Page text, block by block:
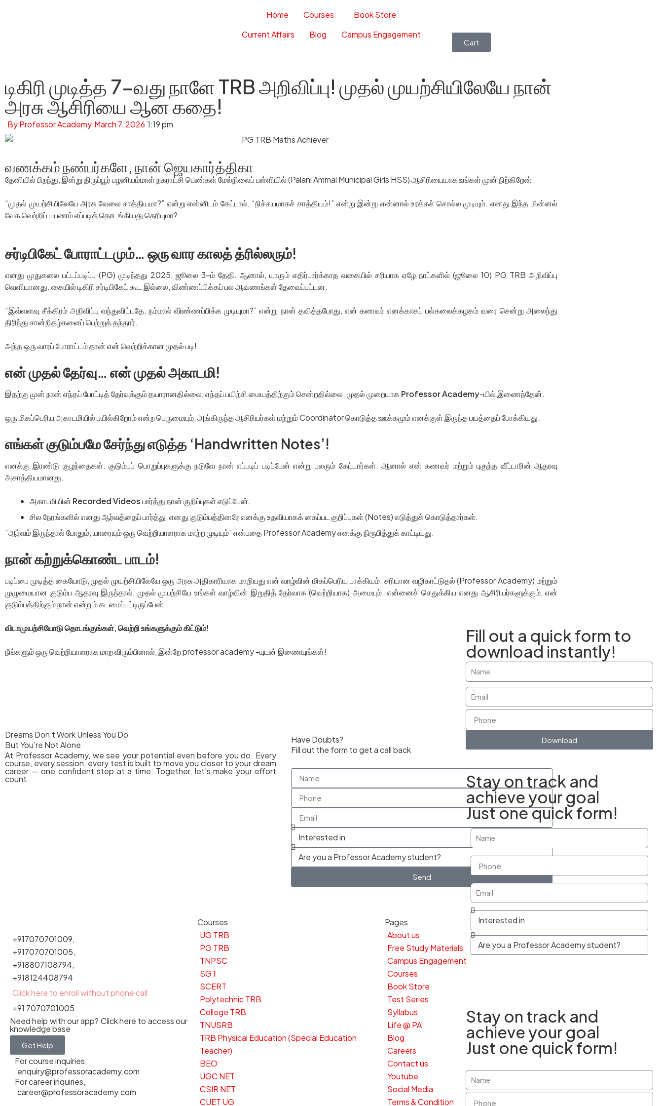
Home Courses
Book Store
Current Affairs
Blog Campus Engagement
Cart
டிகிரி முடித்த 7-வது நாளே TRB அறிவிப்பு! முதல் முயற்சியிலேயே நான்
அரசு ஆசிரியை ஆன கதை!
ByProfessor Academy March 7, 2026 1:19 pm
வணக்கம் நண்பர்களே, நான் ஜெயகார்த்திகா
தேனியில் பிறந்து, இன்று திருப்பூர் பழனியம்மாள் நகராட்சி பெண்கள் மேல்நிலைப் பள்ளியில் (Palani Ammal Municipal Girls HSS) ஆசிரியையாக உங்கள் முன் நிற்கிறேன்.
“முதல் முயற்சியிலேயே அரசு வேலை சாத்தியமா?” என்று என்னிடம் கேட்டால், “நிச்சயமாகச் சாத்தியம்!” என்று இன்று என்னால் உரக்கச் சொல்ல முடியும். எனது இந்த மின்னல்
வேக வெற்றிப் பயணம் எப்படித் தொடங்கியது தெரியுமா?
சர்டிபிகேட் போராட்டமும்… ஒரு வார காலத் த்ரில்லரும்!
எனது முதுகலை பட்டப்படிப்பு (PG) முடிந்தது 2025, ஜூலை 3-ம் தேதி. ஆனால், யாரும் எதிர்பார்க்காத வகையில் சரியாக ஏழே நாட்களில் (ஜூலை 10) PG TRB அறிவிப்பு
வெளியானது. கையில் டிகிரி சர்டிபிகேட் கூட இல்லை, விண்ணப்பிக்கப் பல ஆவணங்கள் தேவைப்பட்டன.
“இவ்வளவு சீக்கிரம் அறிவிப்பு வந்துவிட்டதே, நம்மால் விண்ணப்பிக்க முடியுமா?” என்று நான் தவித்தபோது, என் கணவர் எனக்காகப் பல்கலைக்கழகம் வரை சென்று அலைந்து
திரிந்து சான்றிதழ்களைப் பெற்றுத் தந்தார்.
அந்த ஒரு வாரப் போராட்டம் தான் என் வெற்றிக்கான முதல் படி!
என் முதல் தேர்வு… என் முதல் அகாடமி!
இதற்கு முன் நான் எந்தப் போட்டித் தேர்வுக்கும் தயாரானதில்லை, எந்தப் பயிற்சி மையத்திற்கும் சென்றதில்லை. முதல் முறையாகProfessor Academy-யில் இணைந்தேன்.
ஒரு மிகப்பெரிய அகாடமியில் பயில்கிறோம் என்ற பெருமையும், அங்கிருந்த ஆசிரியர்கள் மற்றும் Coordinator கொடுத்த ஊக்கமும் எனக்குள் இருந்த பயத்தைப் போக்கியது.
எங்கள் குடும்பமே சேர்ந்து எடுத்த ‘Handwritten Notes’!
எனக்கு இரண்டு குழந்தைகள். குடும்பப் பொறுப்புகளுக்கு நடுவே நான் எப்படிப் படிப்பேன் என்று பலரும் கேட்டார்கள். ஆனால் என் கணவர் மற்றும் புகுந்த வீட்டாரின் ஆதரவு
அசாத்தியமானது.
அகாடமியின் Recorded Videosபார்த்து நான் குறிப்புகள் எடுப்பேன்.
சில நேரங்களில் எனது ஆர்வத்தைப் பார்த்து, எனது குடும்பத்தினரே எனக்கு உதவியாகக் கைப்பட குறிப்புகள் (Notes) எடுத்துக் கொடுத்தார்கள்.
“ஆர்வம் இருந்தால் போதும், யாரையும் ஒரு வெற்றியாளராக மாற்ற முடியும்” என்பதை Professor Academy எனக்கு நிரூபித்துக் காட்டியது.
நான் கற்றுக்கொண்ட பாடம்!
படிப்பை முடித்த கையோடு, முதல் முயற்சியிலேயே ஒரு அரசு அதிகாரியாக மாறியது என் வாழ்வின் மிகப்பெரிய பாக்கியம். சரியான வழிகாட்டுதல் (Professor Academy) மற்றும்
முழுமையான குடும்ப ஆதரவு இருந்தால், முதல் முயற்சியே உங்கள் வாழ்வின் இறுதித் தேர்வாக (வெற்றியாக) அமையும். என்னைச் செதுக்கிய எனது ஆசிரியர்களுக்கும், என்
குடும்பத்திற்கும் நான் என்றும் கடமைப்பட்டிருப்பேன்.
விடாமுயற்சியோடு தொடங்குங்கள், வெற்றி உங்களுக்கும் கிட்டும்!
நீங்களும் ஒரு வெற்றியாளராக மாற விரும்பினால், இன்றே professor academy -யுடன் இணையுங்கள்!
Dreams Don’t Work Unless You Do
But You’re Not Alone
At Professor Academy, we see your potential even before you do. Every
course, every session, every test is built to move you closer to your dream
career — one confident step at a time. Together, let’s make your effort
count.
Have Doubts?
Fill out the form to get a call back
Send
+917070701009,
+917070701005,
+918807108794,
+918124408794
Click here to enroll without phone call
+91 7070701005
Need help with our app? Click here to access our
knowledge base
Get Help
For course inquiries,
enquiry@professoracademy.com
For career inquiries,
career@professoracademy.com
Courses
UG TRB
PG TRB
TNPSC
SGT
SCERT
Polytechnic TRB
College TRB
TNUSRB
TRB Physical Education (Special Education
Teacher)
BEO
UGC NET
CSIR NET
CUET UG
Pages
About us
Free Study Materials
Campus Engagement
Courses
Book Store
Test Series
Syllabus
Life @ PA
Blog
Careers
Contact us
Youtube
Social Media
Terms & Condition
Fill out a quick form to
download instantly!
Download
Stay on track and
achieve your goal
Just one quick form!
Stay on track and
achieve your goal
Just one quick form!